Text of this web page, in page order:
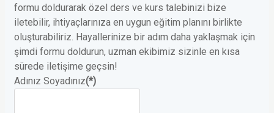
formu doldurarak özel ders ve kurs talebinizi bize
iletebilir, ihtiyaçlarınıza en uygun eğitim planını birlikte
oluşturabiliriz. Hayallerinize bir adım daha yaklaşmak için
şimdi formu doldurun, uzman ekibimiz sizinle en kısa
sürede iletişime geçsin!
Adınız Soyadınız(*)